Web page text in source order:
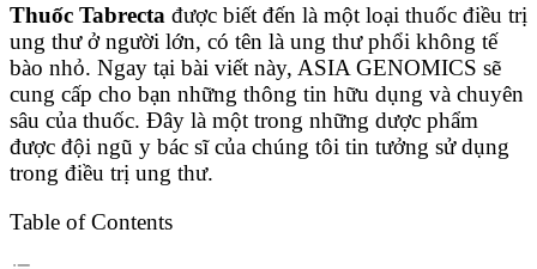
Thuốc Tabrecta được biết đến là một loại thuốc điều trị
ung thư ở người lớn, có tên là ung thư phổi không tế
bào nhỏ. Ngay tại bài viết này, ASIA GENOMICS sẽ
cung cấp cho bạn những thông tin hữu dụng và chuyên
sâu của thuốc. Đây là một trong những dược phẩm
được đội ngũ y bác sĩ của chúng tôi tin tưởng sử dụng
trong điều trị ung thư.
Table of Contents